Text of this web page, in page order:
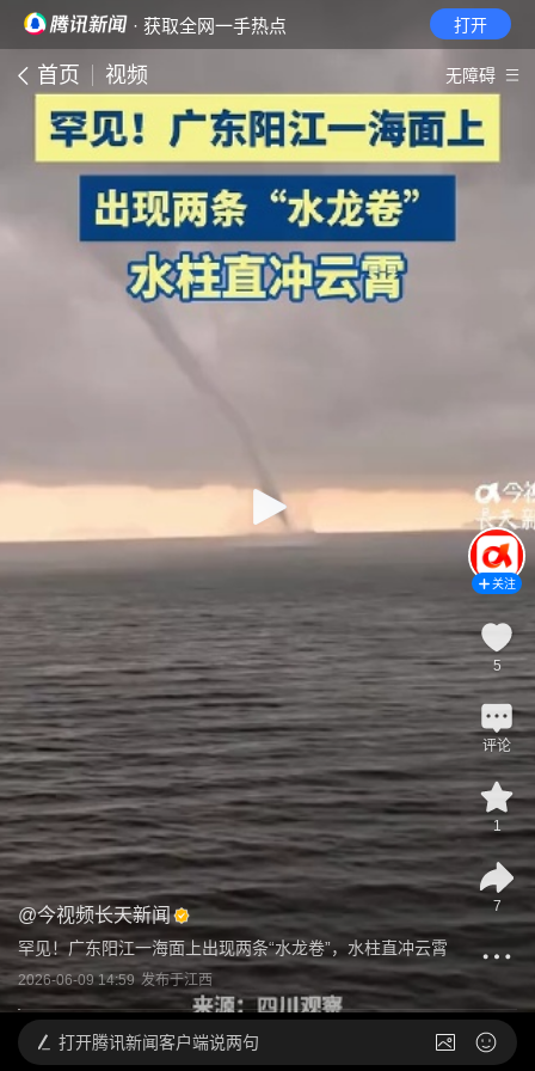
· 获取全网一手热点 打开
首页 视频 无障碍
@今视频长天新闻
罕见！广东阳江一海面上出现两条“水龙卷”，水柱直冲云霄
2026-06-09 14:59 发布于江西
关注
5
评论
1
7
打开腾讯新闻客户端说两句